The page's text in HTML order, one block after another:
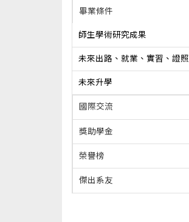
畢業條件
師生學術研究成果
未來出路、就業、實習、證照
未來升學
國際交流
獎助學金
榮譽榜
傑出系友